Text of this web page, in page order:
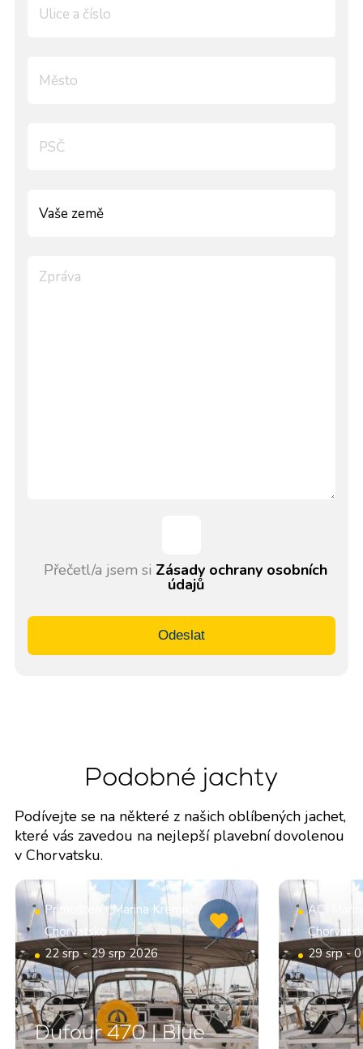
Přečetl/a jsem si Zásady ochrany osobních
údajů
Odeslat
Podobné jachty
Podívejte se na některé z našich oblíbených jachet,
které vás zavedou na nejlepší plavební dovolenou
v Chorvatsku.
Primošten - Marina Kremik,
Chorvatsko
22 srp - 29 srp 2026
Dufour 470 | Blue
ACI
29 srp -